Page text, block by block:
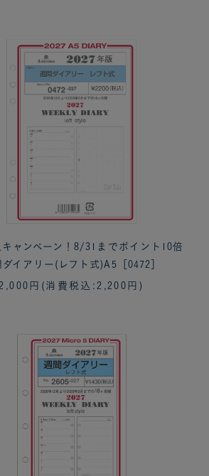
ャンペーン！8/31までポイント10倍
ダイアリー(レフト式)A5［0472］
2,000円 (消費税込:2,200円)